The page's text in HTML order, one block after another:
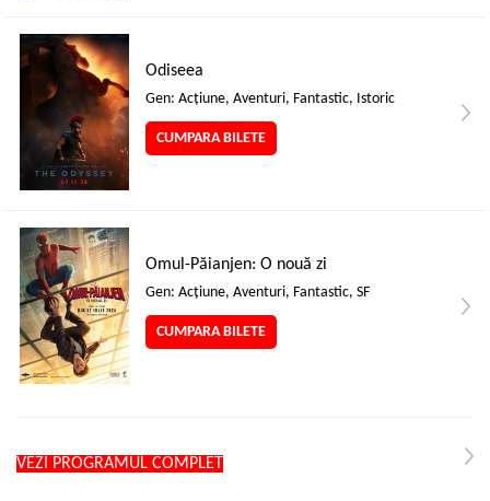
Odiseea
Gen: Acţiune, Aventuri, Fantastic, Istoric
CUMPARA BILETE
Omul-Păianjen: O nouă zi
Gen: Acţiune, Aventuri, Fantastic, SF
CUMPARA BILETE
VEZI PROGRAMUL COMPLET